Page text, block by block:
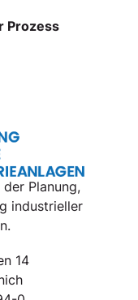
Prozess
Planung,
industrieller
14